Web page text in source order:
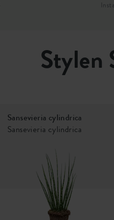
Stylen
Sansevieria cylindrica
Sansevieria cylindrica